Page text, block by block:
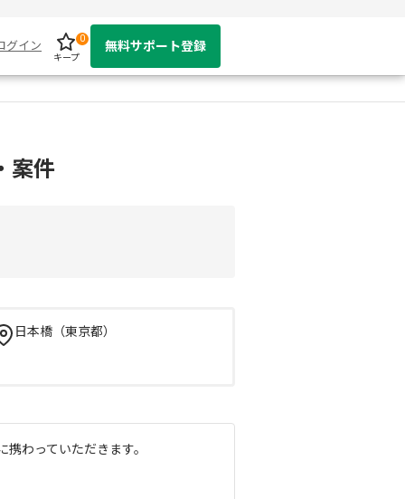
グイン
キープ
0
無料サポート登録
案件
日本橋（東京都）
わっていただきます。